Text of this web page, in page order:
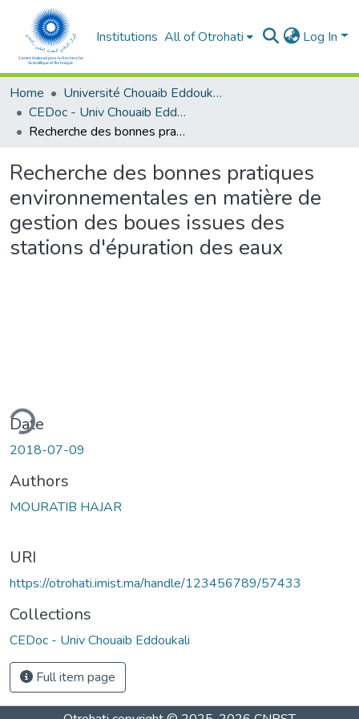
Institutions All of Otrohati Log In
Home
Université Chouaib Eddoukali - El Jadida
CEDoc - Univ Chouaib Eddoukali
Recherche des bonnes pratiques environnementales en matière de gestion des boues issues des stations d'épuration des eaux
Recherche des bonnes pratiques
environnementales en matière de
gestion des boues issues des
stations d'épuration des eaux
Date
2018-07-09
Authors
MOURATIB HAJAR
URI
https://otrohati.imist.ma/handle/123456789/57433
Collections
CEDoc - Univ Chouaib Eddoukali
Full item page